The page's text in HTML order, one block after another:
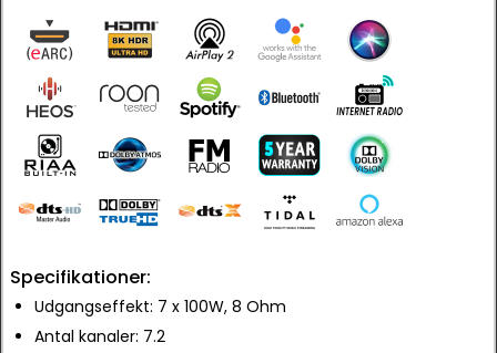
Specifikationer:
Udgangseffekt: 7 x 100W, 8 Ohm
Antal kanaler: 7.2